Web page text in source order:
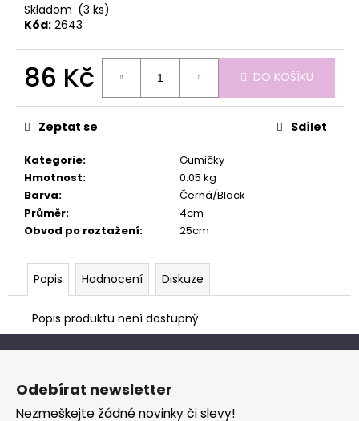
Skladom (3 ks)
Kód: 2643
86 Kč
cena:
DO KOŠÍKU
Kategorie:
Gumičky
Hmotnost:
0.05 kg
Barva:
Černá/Black
Průměr:
4cm
Obvod po roztažení: 25cm
Zeptat se Sdílet
Popis Hodnocení Diskuze
Popis produktu není dostupný
p
o
r
u
u
e
m
e
Z
Odebírat newsletter
Nezmeškejte žádné novinky či slevy!